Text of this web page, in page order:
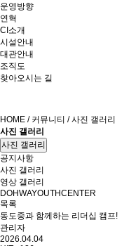
운영방향
연혁
CI소개
시설안내
대관안내
조직도
찾아오시는 길
HOME / 커뮤니티 / 사진 갤러리
사진 갤러리
사진 갤러리
공지사항
사진 갤러리
영상 갤러리
DOHWAYOUTHCENTER
목록
동도중과 함께하는 리더십 캠프!
관리자
2026.04.04